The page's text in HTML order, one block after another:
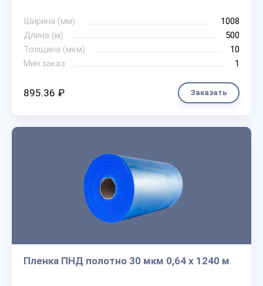
Ширина (мм)
1008
Длина (м)
500
Толщина (мкм)
10
Мин.заказ
1
895.36 ₽ Заказать
Пленка ПНД полотно 30 мкм 0,64 х 1240 м